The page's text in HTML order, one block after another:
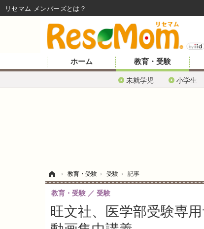
ホーム 教育・受験
未就学児 小学生
› 教育・受験 › 受験 › 記事
旺文社、医学部受験専
教育・受験 受験
リセマム メンバーズ